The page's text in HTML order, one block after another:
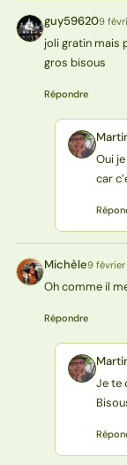
G guy596209
joli gratin mais
gros bisous
Répondre
MP
Oui
car
M Michèle9 février
Oh comme il
Répondre
MP
Je te